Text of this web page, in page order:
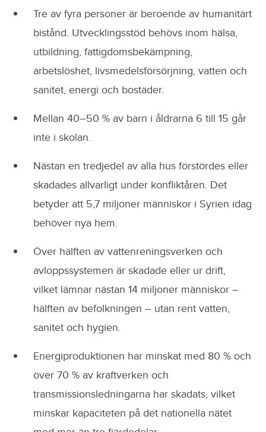
Tre av fyra personer är beroende av humanitärt
bistånd. Utvecklingsstöd behövs inom hälsa,
utbildning, fattigdomsbekämpning,
arbetslöshet, livsmedelsförsörjning, vatten och
sanitet, energi och bostäder.
Mellan 40–50 % av barn i åldrarna 6 till 15 går
inte i skolan.
Nästan en tredjedel av alla hus förstördes eller
skadades allvarligt under konfliktåren. Det
betyder att 5,7 miljoner människor i Syrien idag
behöver nya hem.
Över hälften av vattenreningsverken och
avloppssystemen är skadade eller ur drift,
vilket lämnar nästan 14 miljoner människor –
hälften av befolkningen – utan rent vatten,
sanitet och hygien.
Energiproduktionen har minskat med 80 % och
över 70 % av kraftverken och
transmissionsledningarna har skadats, vilket
minskar kapaciteten på det nationella nätet